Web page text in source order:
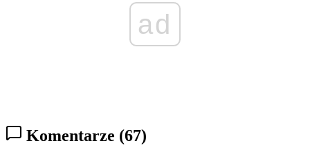
ad
Komentarze (67)